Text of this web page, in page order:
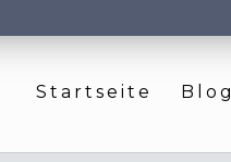
Startseite Blog